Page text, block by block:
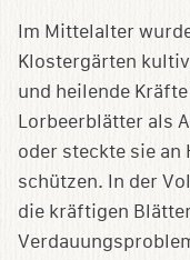
Im Mittelalter
Klostergärten
und heilende
Lorbeerblätter als
oder steckte sie an
schützen. In der
die kräftigen